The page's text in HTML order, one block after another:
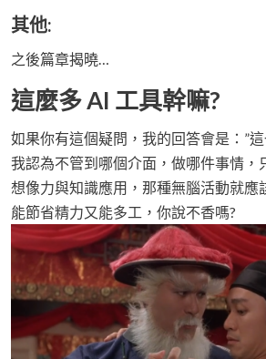
其他:
之後篇章揭曉…
這麼多 AI 工具幹嘛?
如果你有這個疑問，我的回答會是：”
我認為不管到哪個介面，做哪件事情，
想像力與知識應用，那種無腦活動就應
能節省精力又能多工，你說不香嗎?